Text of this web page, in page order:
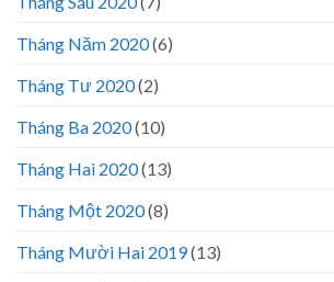
Tháng Năm 2020(6)
Tháng Tư 2020(2)
Tháng Ba 2020(10)
Tháng Hai 2020(13)
Tháng Một 2020(8)
Tháng Mười Hai 2019(13)